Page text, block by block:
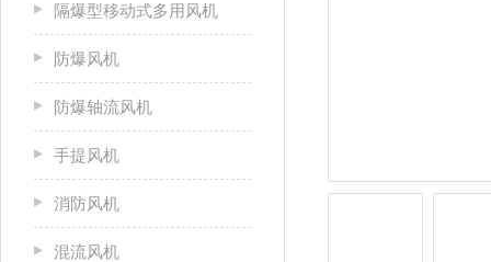
隔爆型移动式多用风机
防爆风机
防爆轴流风机
手提风机
消防风机
混流风机